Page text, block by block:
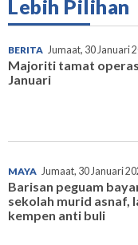
Lebih Pilihan
BERITA Jumaat, 30 Januari
Majoriti tamat
Januari
MAYA Jumaat, 30 Januari
Barisan peguam
sekolah murid asnaf,
kempen anti buli